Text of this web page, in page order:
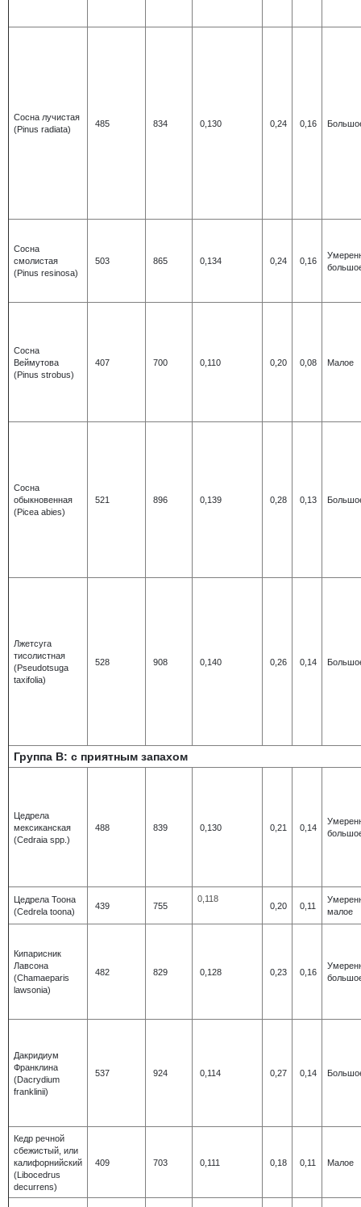
Сосна лучистая
(Pinus radiata)
485 834 0,130 0,24 0,16
Сосна
смолистая
(Pinus resinosa)
503 865 0,134 0,24 0,16
Сосна
Веймутова
(Pinus strobus)
407 700 0,110 0,20 0,08 Малое
Сосна
обыкновенная
(Picea abies)
521 896 0,139 0,28 0,13
Лжетсуга
тисолистная
(Pseudotsuga
taxifolia)
528 908 0,140 0,26 0,14
Группа В: с приятным запахом
Цедрела
мексиканская
(Cedraia spp.)
488 839 0,130 0,21 0,14
Цедрела Тоона
(Cedrela toona)
439 755
0,118
0,20 0,11
малое
Кипарисник
Лавсона
(Chamaeparis
lawsonia)
482 829 0,128 0,23 0,16
Дакридиум
Франклина
(Dacrydium
franklinii)
537 924 0,114 0,27 0,14
Кедр речной
сбежистый, или
калифорнийский
(Libocedrus
decurrens)
409 703 0,111 0,18 0,11 Малое